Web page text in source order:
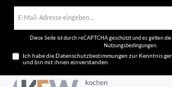
Diese Seite ist durch reCAPTCHA geschützt und es gelten die
Nutzungsbedingungen
Ich habe dieDatenschutzbestimmungen zur Kenntnis
und bin mit ihnen einverstanden.